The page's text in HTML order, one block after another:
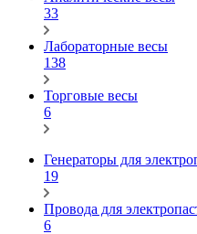
33
Лабораторные весы
138
Торговые весы
6
Генераторы для
19
Провода для
6